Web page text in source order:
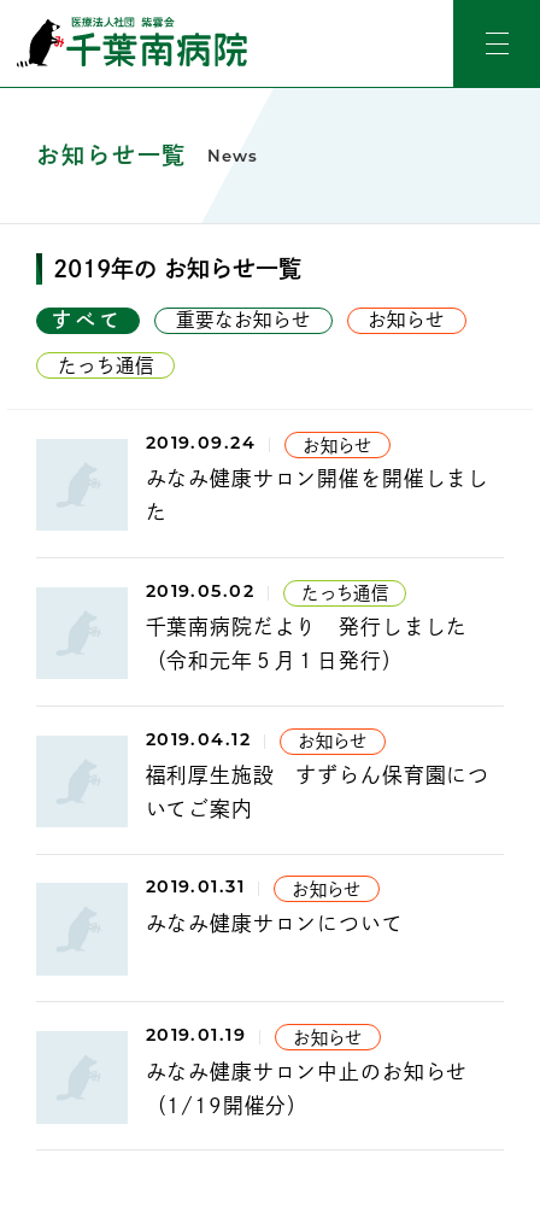
お知らせ一覧 News
2019年の お知らせ一覧
すべて 重要なお知らせ お知らせ
たっち通信
2019.09.24 お知らせ
みなみ健康サロン開催を開催しまし
た
2019.05.02 たっち通信
千葉南病院だより 発行しました
（令和元年５月１日発行）
2019.04.12 お知らせ
福利厚生施設 すずらん保育園につ
いてご案内
2019.01.31 お知らせ
みなみ健康サロンについて
2019.01.19 お知らせ
みなみ健康サロン中止のお知らせ
（1/19開催分）